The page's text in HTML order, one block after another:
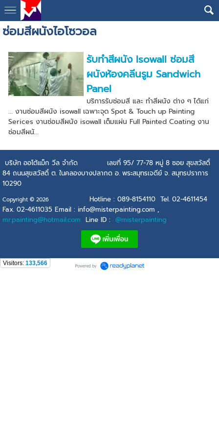
ซ่อมสีผนังไอโซวอล
รับทำสีผนัง Isowall ซ่อมสี
ผนังห้องคลีนรูม Sandwich
Panel
บริการรับซ่อมสี และ ทำสีผนัง ต่าง ๆ ได้แก่
... งานซ่อมสีผนัง isowall เฉพาะจุด Spot & Touch up Painting
Serices งานซ่อมสีผนัง isowall เต็มแผ่น Full Painted Coating งาน
ซ่อมสีผนั...
บริษัท ออโต้แม็ก วีล จำกัด เลขที่ 95/ 77-78 หมู่ 8 ซอย สุขสวัสดิ์
84 ถนนสุขสวัสดิ์ ต. ในคลองบางปลากด อ. พระสมุทรเจดีย์ จ. สมุทรปราการ
10290
Copyright © 2026
Hotline : 089-8154110 Tel. 02-4611454
Fax. 02-4611035 Email : info@misterpainting.com ,
mr.painting@hotmail.com Line ID : @misterpainting
Visitors: 133,566